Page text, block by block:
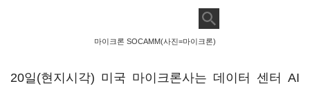
마이크론 SOCAMM(사진=마이크론)
20일(현지시각) 미국 마이크론사는 데이터 센터 AI